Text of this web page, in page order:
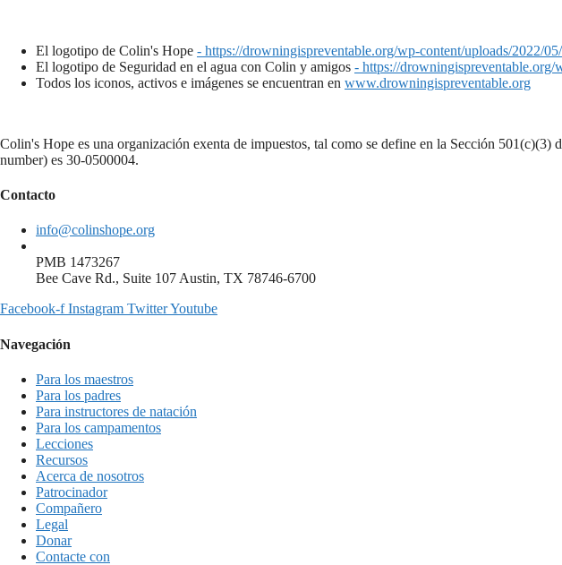
El logotipo de Colin's Hope - https://drowningispreventable.org/wp-content/uploads/2022/
El logotipo de Seguridad en el agua con Colin y amigos - https://
Todos los iconos, activos e imágenes se encuentran en www.drowningispreventable.org
Colin's Hope es una organización exenta de impuestos, tal como se define en la Sección
number) es 30-0500004.
Contacto
info@colinshope.org
PMB 1473267
Bee Cave Rd., Suite 107 Austin, TX 78746-6700
Facebook-f Instagram TwitterYoutube
Navegación
Para los maestros
Para los padres
Para instructores de natación
Para los campamentos
Lecciones
Recursos
Acerca de nosotros
Patrocinador
Compañero
Legal
Donar
Contacte con